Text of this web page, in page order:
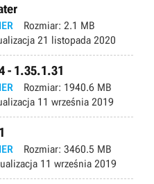
Rozmiar: 2.1 MB
21 listopada 2020
- 1.35.1.31
Rozmiar: 1940.6 MB
11 września 2019
Rozmiar: 3460.5 MB
11 września 2019